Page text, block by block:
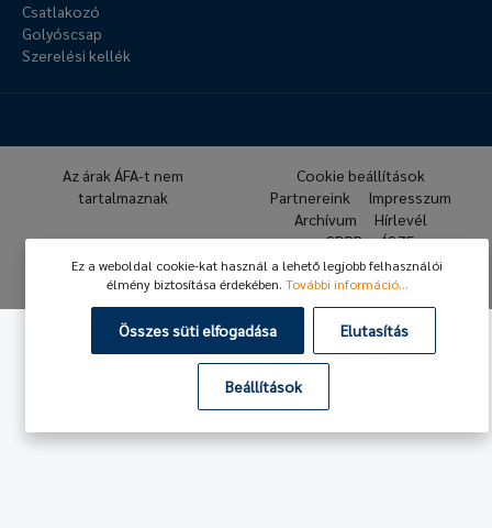
Csatlakozó
Golyóscsap
Szerelési kellék
© 2026 Hafner Pneumatika
Az árak ÁFA-t nem
tartalmaznak
Cookie beállítások
Partnereink
Impresszum
Archívum
Hírlevél
GDPR
ÁSZF
Ez a weboldal cookie-kat használ a lehető legjobb felhasználói
élmény biztosítása érdekében. További információ...
Összes süti elfogadása Elutasítás
Beállítások